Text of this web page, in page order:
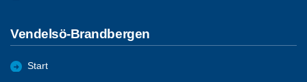
Vendelsö-Brandbergen
Start